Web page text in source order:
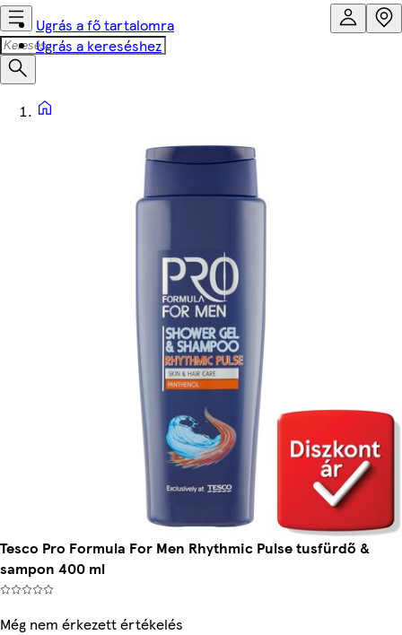
Ugrás a fő tartalomra
Ugrás a kereséshez
Tesco Pro Formula For Men Rhythmic Pulse tusfürdő &
sampon 400 ml
Még nem érkezett értékelés